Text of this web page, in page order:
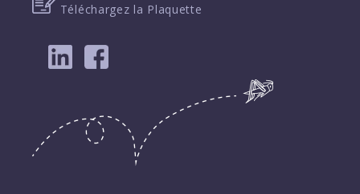
Téléchargez la Plaquette